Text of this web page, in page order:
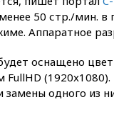
50 стр./мин.
Аппаратное
оснащено
FullHD
замены одного из